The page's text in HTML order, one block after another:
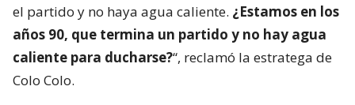
el partido y no haya agua caliente. ¿Estamos en los
años 90, que termina un partido y no hay agua
caliente para ducharse?“, reclamó la estratega de
Colo Colo.